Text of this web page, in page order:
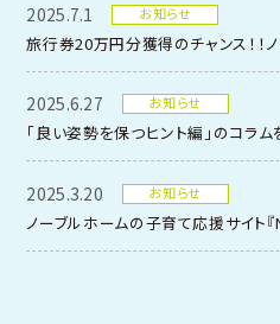
2025.7.1 お知らせ
2025.6.27 お知らせ
「良い姿勢を保つヒント編」のコラム
2025.3.20 お知らせ